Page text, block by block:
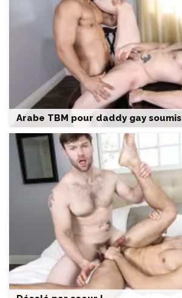
Arabe TBM pour daddy gay soumis